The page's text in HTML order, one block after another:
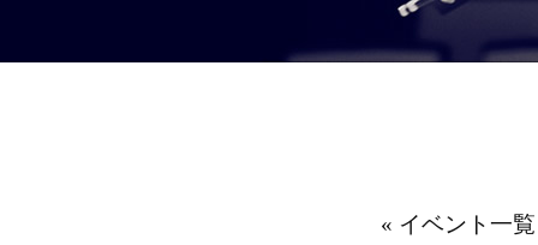
« イベント一覧